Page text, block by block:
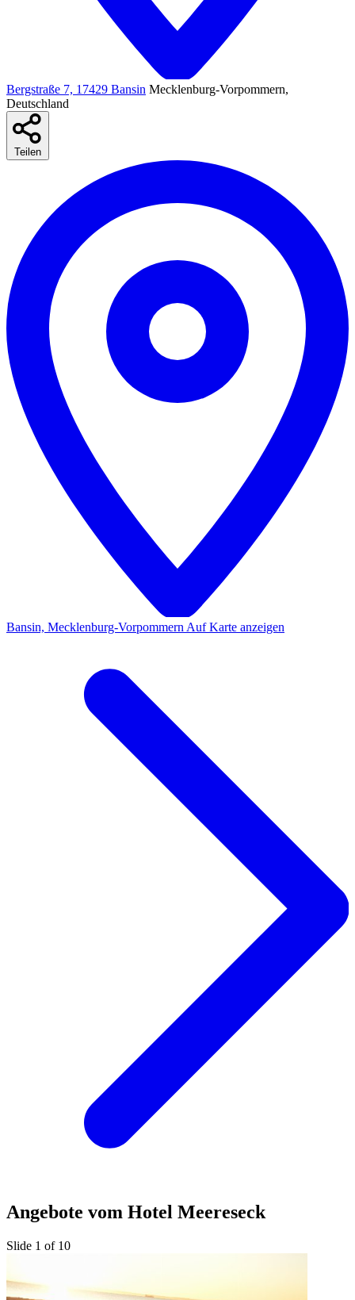
Bergstraße 7, 17429 Bansin Mecklenburg-Vorpommern,
Deutschland
Teilen
Bansin, Mecklenburg-Vorpommern Auf Karte anzeigen
Angebote vom Hotel Meereseck
Slide 1 of 10